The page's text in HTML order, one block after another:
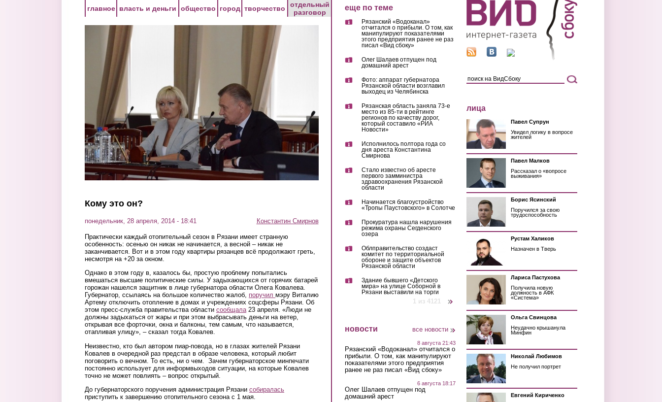
главное власть и деньги общество город творчество
отдельный
разговор
Кому это он?
понедельник, 28 апреля, 2014 - 18:41 Константин Смирнов
Практически каждый отопительный сезон в Рязани имеет странную
особенность: осенью он никак не начинается, а весной – никак не
заканчивается. Вот и в этом году квартиры рязанцев всё продолжают греть,
несмотря на +20 за окном.
Однако в этом году в, казалось бы, простую проблему попытались
вмешаться высшие политические силы. У задыхающихся от горячих батарей
горожан нашелся защитник в лице губернатора области Олега Ковалева.
Губернатор, ссылаясь на большое количество жалоб, поручил мэру Виталию
Артему отключить отопление в домах и учреждениях соцсферы Рязани. Об
этом пресс-служба правительства области сообщала23 апреля. «Люди не
должны задыхаться от жары и при этом выбрасывать деньги на ветер,
открывая все форточки, окна и балконы, тем самым, что называется,
отапливая улицу», – сказал тогда Ковалев.
Неизвестно, кто был автором пиар-повода, но в глазах жителей Рязани
Ковалев в очередной раз предстал в образе человека, который любит
поговорить о вечном. То есть, ни о чем. Зачем губернаторское минпечати
постоянно использует для информвыходов ситуации, на которые Ковалев
точно не может повлиять – вопрос открытый.
До губернаторского поручения администрация Рязани собиралась
приступить к завершению отопительного сезона с 1 мая.
еще по теме
Рязанский «Водоканал»
отчитался о прибыли. О том, как
манипулируют показателями
этого предприятия ранее не раз
писал «Вид сбоку»
Олег Шалаев отпущен под
домашний арест
Фото: аппарат губернатора
Рязанской области возглавил
выходец из Челябинска
Рязанская область заняла 73-е
место из 85-ти в рейтинге
регионов по качеству дорог,
который составило «РИА
Новости»
Исполнилось полтора года со
дня ареста Константина
Смирнова
Стало известно об аресте
первого замминистра
здравоохранения Рязанской
области
Начинается благоустройство
«Тропы Паустовского» в Солотче
Прокуратура нашла нарушения
режима охраны Сегденского
озера
Облправительство создаст
комитет по территориальной
обороне и защите объектов
Рязанской области
Здание бывшего «Детского
мира» на улице Соборной в
Рязани выставили на торги
1 из 4121
новости все новости
8 августа 21:43
Рязанский «Водоканал» отчитался о
прибыли. О том, как манипулируют
показателями этого предприятия
ранее не раз писал «Вид сбоку»
6 августа 18:17
Олег Шалаев отпущен под
домашний арест
лица
Павел Супрун
Увидел логику в вопросе
жителей
Павел Малков
Рассказал о «вопросе
выживания»
Борис Ясинский
Поручился за свою
трудоспособность
Рустам Халиков
Назначен в Тверь
Лариса Пастухова
Получила новую
должность в АФК
«Система»
Ольга Свинцова
Неудачно крышанула
Минфин
Николай Любимов
Не получил портрет
Евгений Кириченко